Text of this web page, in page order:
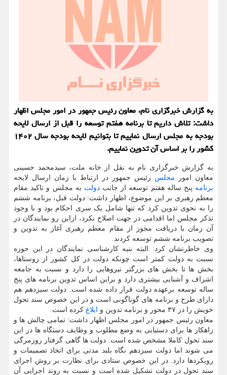
به گزارش خبرگزاری نام، معاون رئیس جمهور در امور مجلس اظهار
داشت: تلاش داریم تا برنامه هفتم توسعه را قبل از ارسال لایحه
بودجه به مجلس ارسال نماییم تا بتوانیم لایحه بودجه سال ۱۴۰۲
کشور را بر اساس آن تدوین نماییم.
به گزارش خبرگزاری نام به نقل از خانه ملت، سیدمحمد حسینی
معاون امور مجلس رئیس جمهور در ارتباط با زمان ارسال لایحه
برنامه پنج ساله هفتم توسعه از جانبدولت به مجلس و تاکید مقام
معظم رهبری بر این موضوع، اظهار داشت: دولت قبل، برنامه ششم
را به نحوی تدوین کرد که تنها شامل یک سری احکام بود و با وجود
تذکر مجلس اما اقدامی در جهت اصلاح نکرد، ازاین رو نمایندگان در
آن زمان با دریافت مجوز از مقام معظم رهبری آغاز به تدوین و
تصویب برنامه ششم توسعه کردند.
وی خاطرنشان کرد: البته بنیه کارشناسی نمایندگان در این حوزه
نسبت به دولت کمتر است چونکه دولت در کل کشور از روستاها،
بخش ها تا بخش های بزرگتر نیروهایی را دارد و نسبت به جامعه
اشراف و آشنایی بیشتری دارد و براین اساس تدوین برنامه های پنج
ساله توسعه برعهده دولت قرار داده شده است. دولت سیزدهم هم
دارای طرح و برنامه های گوناگونی است و در این خصوص سند تحول
خویش را در ۳۷ محور و برنامه تدوین و
ابلاغ کرده است.
معاون رئیس جمهور در امور مجلس اظهار داشت: تمامی چالش ها و
راهکار ها برای دستیابی به وضع مطلوب و وظایف دستگاه ها در این
سند تحول کاملا مشخص شده است. دولت ها گاهی گرفتار روزمرگی
می شوند اما دولت سیزدهم نگاه بلند مدتی برای اتخاذ تصمیمات و
رویکردها دارد. در این خصوص ستادی برای نظارت بر روش اجرای
سند تحول در دولت تشکیل شده است و نسبت به روند اجرایی آن